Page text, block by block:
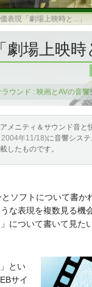
表現「劇場上映時と...」
場上映時
ラウンド : 映画とAVの音響
メニティ＆サウンド音と
年11/18)に音響シス
したものです。
ソフトについて書か
な表現を複数見る機
について書いて見た
とい
サイ